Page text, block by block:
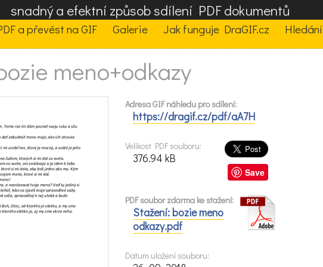
snadný a efektní způsob sdílení PDF dokumentů
a převést na GIF Galerie Jak funguje DraGIF.cz Hledání
meno+odkazy
Adresa GIF náhledu pro sdílení:
https://dragif.cz/pdf/aA7H
Save
Velikost PDF souboru:
376.94 kB
PDF soubor zdarma ke stažení:
Stažení: bozie meno
odkazy.pdf
Datum uložení souboru: